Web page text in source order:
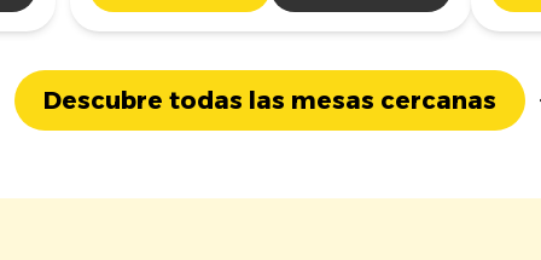
Descubre todas las mesas cercanas